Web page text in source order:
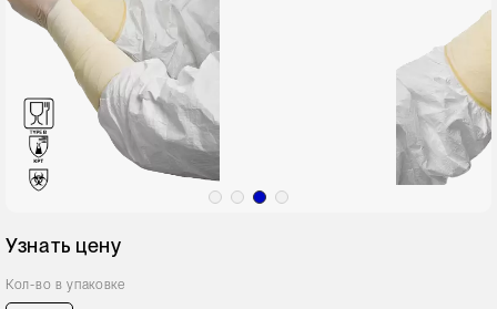
Узнать цену
Кол-во в упаковке